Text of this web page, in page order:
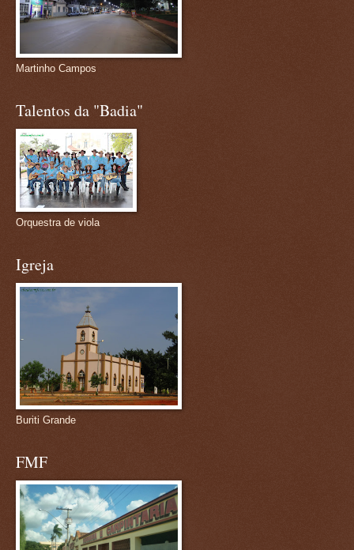
Martinho Campos
Talentos da "Badia"
Orquestra de viola
Igreja
Buriti Grande
FMF